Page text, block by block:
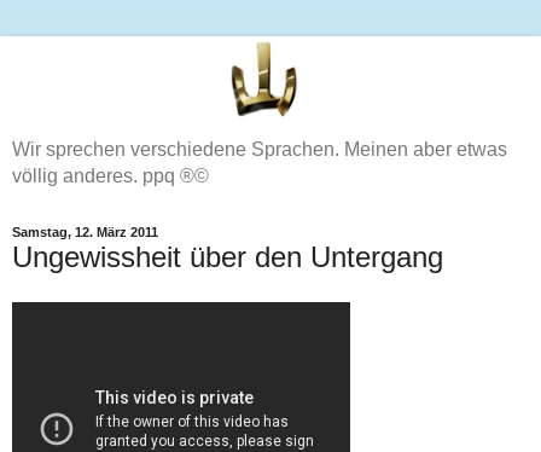
Wir sprechen verschiedene Sprachen. Meinen aber etwas
völlig anderes. ppq ®©
Samstag, 12. März 2011
Ungewissheit über den Untergang